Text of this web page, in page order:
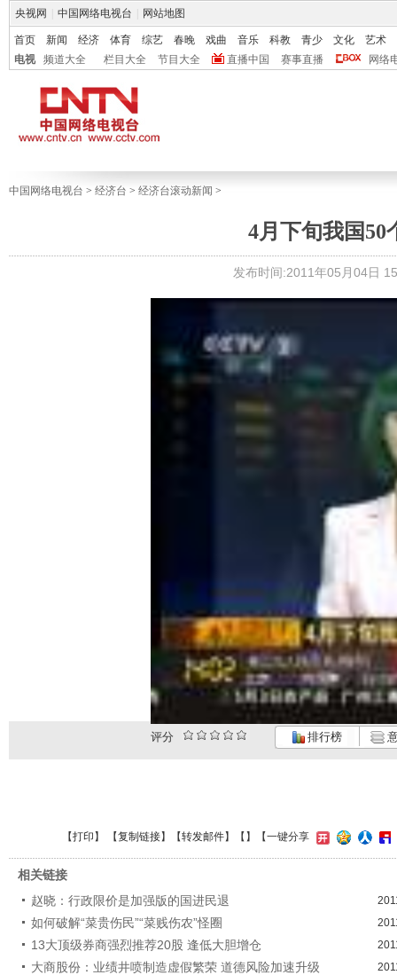
央视网 中国网络电视台 网站地图
首页 新闻 经济 体育 综艺 春晚 戏曲 音乐 科教 青少 文化
艺术
电视
频道大全 栏目大全 节目大全 直播中国 赛事直播 网络
中国网络电视台 > 经济台 > 经济台滚动新闻 >
4月下旬我国50
发布时间:2011年05月04日
评分 排行榜
【打印 】 【复制链接】【转发邮件】【 】 【一键分享
相关链接
赵晓：行政限价是加强版的国进民退
如何破解“菜贵伤民”“菜贱伤农”怪圈
13大顶级券商强烈推荐20股 逢低大胆增仓
大商股份：业绩井喷制造虚假繁荣 道德风险加速升级